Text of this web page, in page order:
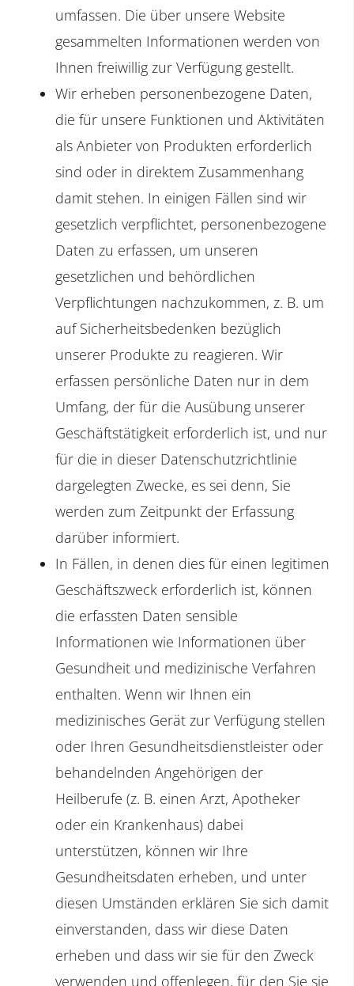
umfassen. Die über unsere Website
gesammelten Informationen werden von
Ihnen freiwillig zur Verfügung gestellt.
Wir erheben personenbezogene Daten,
die für unsere Funktionen und Aktivitäten
als Anbieter von Produkten erforderlich
sind oder in direktem Zusammenhang
damit stehen. In einigen Fällen sind wir
gesetzlich verpflichtet, personenbezogene
Daten zu erfassen, um unseren
gesetzlichen und behördlichen
Verpflichtungen nachzukommen, z. B. um
auf Sicherheitsbedenken bezüglich
unserer Produkte zu reagieren. Wir
erfassen persönliche Daten nur in dem
Umfang, der für die Ausübung unserer
Geschäftstätigkeit erforderlich ist, und nur
für die in dieser Datenschutzrichtlinie
dargelegten Zwecke, es sei denn, Sie
werden zum Zeitpunkt der Erfassung
darüber informiert.
In Fällen, in denen dies für einen legitimen
Geschäftszweck erforderlich ist, können
die erfassten Daten sensible
Informationen wie Informationen über
Gesundheit und medizinische Verfahren
enthalten. Wenn wir Ihnen ein
medizinisches Gerät zur Verfügung stellen
oder Ihren Gesundheitsdienstleister oder
behandelnden Angehörigen der
Heilberufe (z. B. einen Arzt, Apotheker
oder ein Krankenhaus) dabei
unterstützen, können wir Ihre
Gesundheitsdaten erheben, und unter
diesen Umständen erklären Sie sich damit
einverstanden, dass wir diese Daten
erheben und dass wir sie für den Zweck
verwenden und offenlegen, für den Sie sie